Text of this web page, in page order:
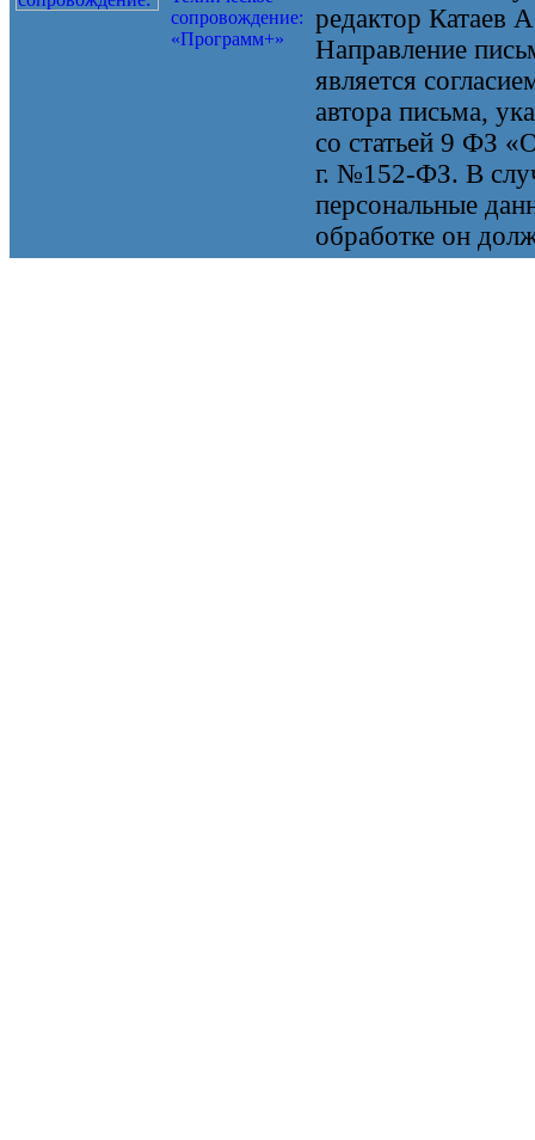
сопровождение:
«Программ+»
редактор Катаев
Направление
является
автора письма,
со статьей 9 ФЗ
г. №152-ФЗ. В
персональные
обработке он